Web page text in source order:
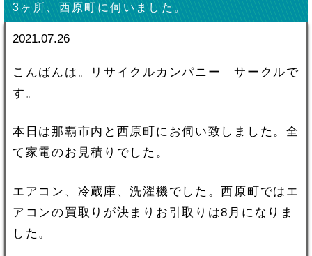
3ヶ所、西原町に伺いました。
2021.07.26
こんばんは。リサイクルカンパニー サークルで
す。
本日は那覇市内と西原町にお伺い致しました。全
て家電のお見積りでした。
エアコン、冷蔵庫、洗濯機でした。西原町ではエ
アコンの買取りが決まりお引取りは8月になりま
した。